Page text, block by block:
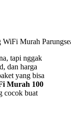
Murah
tapi nggak
dan harga
yang bisa
Murah 100
cocok buat